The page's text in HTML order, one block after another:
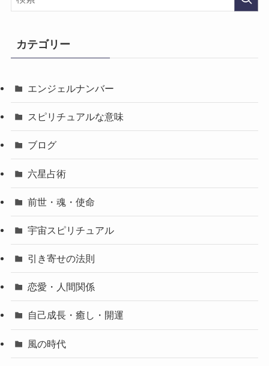
カテゴリー
エンジェルナンバー
スピリチュアルな意味
ブログ
六星占術
前世・魂・使命
宇宙スピリチュアル
引き寄せの法則
恋愛・人間関係
自己成長・癒し・開運
風の時代